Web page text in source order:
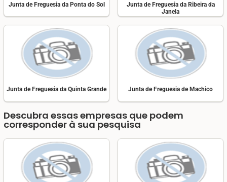
Junta de Freguesia da Ponta do Sol
Junta de Freguesia da Ribeira da
Janela
Junta de Freguesia da Quinta Grande Junta de Freguesia de Machico
Descubra essas empresas que podem
corresponder à sua pesquisa